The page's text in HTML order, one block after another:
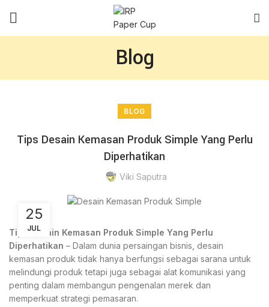
Blog
BLOG
Tips Desain Kemasan Produk Simple Yang Perlu
Diperhatikan
Viki Saputra
25
JUL
Tips Desain Kemasan Produk Simple Yang Perlu
Diperhatikan – Dalam dunia persaingan bisnis, desain
kemasan produk tidak hanya berfungsi sebagai sarana untuk
melindungi produk tetapi juga sebagai alat komunikasi yang
penting dalam membangun pengenalan merek dan
memperkuat strategi pemasaran.